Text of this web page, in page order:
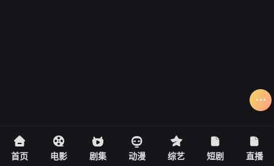
首页 电影 剧集 动漫 综艺 短剧 直播